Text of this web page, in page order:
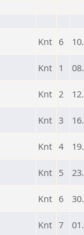
Knt 6
Knt 1
Knt 2
Knt 3
Knt 4
Knt 5
Knt 6
Knt 7